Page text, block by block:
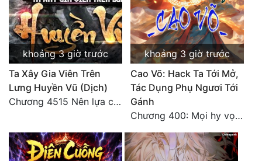
Võ Hiệp
Võng Du
Xuyên Không
Xuyên Nhanh
Xuyên Sách
Điền Văn
khoảng 3 giờ trước
Ta Xây Gia Viên Trên
Lưng Huyền Vũ (Dịch)
Chương 4515 Nên lựa chọn như thế nào?
khoảng 3 giờ trước
Cao Võ: Hack Ta Tới Mở,
Tác Dụng Phụ Ngươi Tới
Gánh
Chương 400: Mọi hy vọng đặt trên Tô Mặc!